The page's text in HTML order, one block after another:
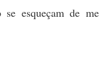
se esqueçam de me